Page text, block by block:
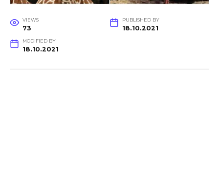
VIEWS
73
PUBLISHED BY
18.10.2021
MODIFIED BY
18.10.2021